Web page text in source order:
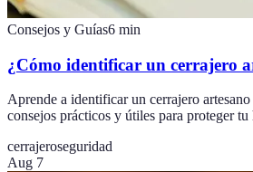
Consejos y Guías6 min
¿Cómo identificar un cerrajero
Aprende a identificar un cerrajero
consejos prácticos y útiles para proteger tu
cerrajeroseguridad
Aug 7